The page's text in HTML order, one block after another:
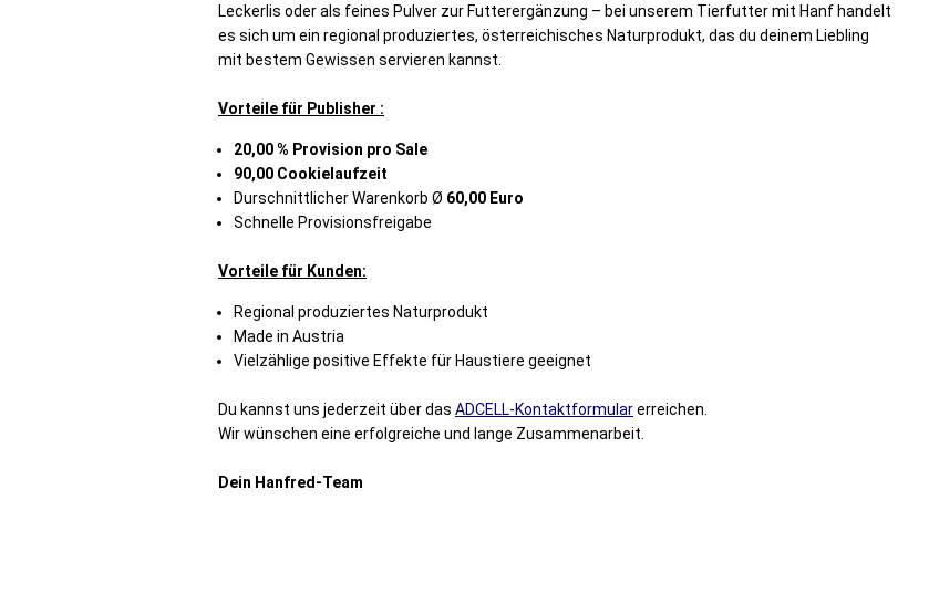
Leckerlis oder als feines Pulver zur Futterergänzung – bei unserem Tierfutter mit Hanf handelt
es sich um ein regional produziertes, österreichisches Naturprodukt, das du deinem Liebling
mit bestem Gewissen servieren kannst.
Vorteile für Publisher :
20,00 % Provision pro Sale
90,00 Cookielaufzeit
Durschnittlicher Warenkorb Ø 60,00 Euro
Schnelle Provisionsfreigabe
Vorteile für Kunden:
Regional produziertes Naturprodukt
Made in Austria
Vielzählige positive Effekte für Haustiere geeignet
Du kannst uns jederzeit über das ADCELL-Kontaktformularerreichen.
Wir wünschen eine erfolgreiche und lange Zusammenarbeit.
Dein Hanfred-Team